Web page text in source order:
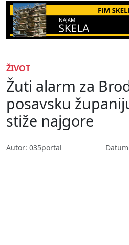
ŽIVOT
Žuti alarm za
posavsku
stiže najgore
Autor: 035portal